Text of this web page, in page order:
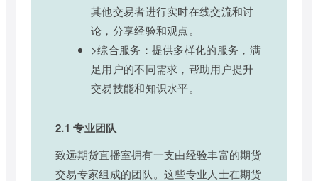
其他交易者进行实时在线交流和讨
论，分享经验和观点。
>综合服务：提供多样化的服务，满
足用户的不同需求，帮助用户提升
交易技能和知识水平。
2.1 专业团队
致远期货直播室拥有一支由经验丰富的期货
交易专家组成的团队。这些专业人士在期货